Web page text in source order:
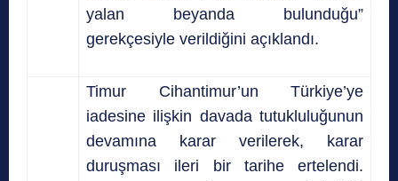
yalan beyanda bulunduğu”
gerekçesiyle verildiğini açıklandı.
Timur Cihantimur’un Türkiye’ye
iadesine ilişkin davada tutukluluğunun
devamına karar verilerek, karar
duruşması ileri bir tarihe ertelendi.